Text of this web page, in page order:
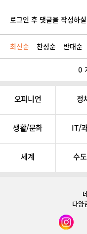
로그인 후 댓글을 작성하
최신순 찬성순 반대순
0
오피니언 정
생활/문화 IT/
세계 수
다양